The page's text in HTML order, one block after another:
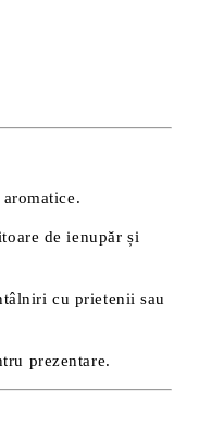
de ienupăr și
cu prietenii sau
prezentare.